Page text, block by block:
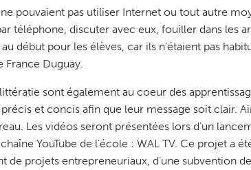
ne pouvaient pas utiliser Internet ou tout autre
téléphone, discuter avec eux, fouiller dans les
début pour les élèves, car ils n’étaient pas
France Duguay.
sont également au coeur des
et concis afin que leur message soit clair.
Les vidéos seront présentées lors d’un
YouTube de l’école : WAL TV. Ce projet a
de projets entrepreneuriaux, d’une subvention